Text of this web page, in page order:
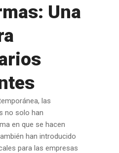
Una
las
no solo han
en que se hacen
han introducido
para las empresas